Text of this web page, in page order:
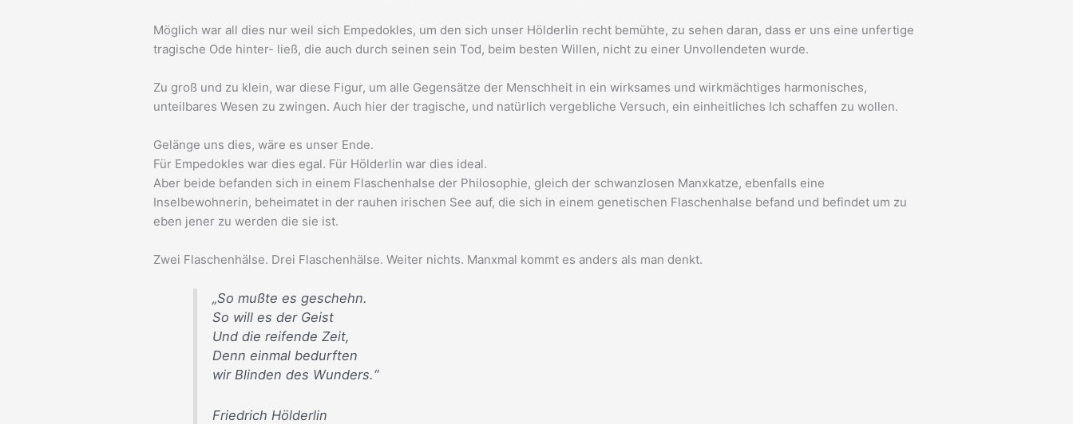
Möglich war all dies nur weil sich Empedokles, um den sich unser Hölderlin recht bemühte, zu sehen daran, dass er uns eine unfertige
tragische Ode hinter- ließ, die auch durch seinen sein Tod, beim besten Willen, nicht zu einer Unvollendeten wurde.
Zu groß und zu klein, war diese Figur, um alle Gegensätze der Menschheit in ein wirksames und wirkmächtiges harmonisches,
unteilbares Wesen zu zwingen. Auch hier der tragische, und natürlich vergebliche Versuch, ein einheitliches Ich schaffen zu wollen.
Gelänge uns dies, wäre es unser Ende.
Für Empedokles war dies egal. Für Hölderlin war dies ideal.
Aber beide befanden sich in einem Flaschenhalse der Philosophie, gleich der schwanzlosen Manxkatze, ebenfalls eine
Inselbewohnerin, beheimatet in der rauhen irischen See auf, die sich in einem genetischen Flaschenhalse befand und befindet um zu
eben jener zu werden die sie ist.
Zwei Flaschenhälse. Drei Flaschenhälse. Weiter nichts. Manxmal kommt es anders als man denkt.
„So mußte es geschehn.
So will es der Geist
Und die reifende Zeit,
Denn einmal bedurften
wir Blinden des Wunders.“
Friedrich Hölderlin